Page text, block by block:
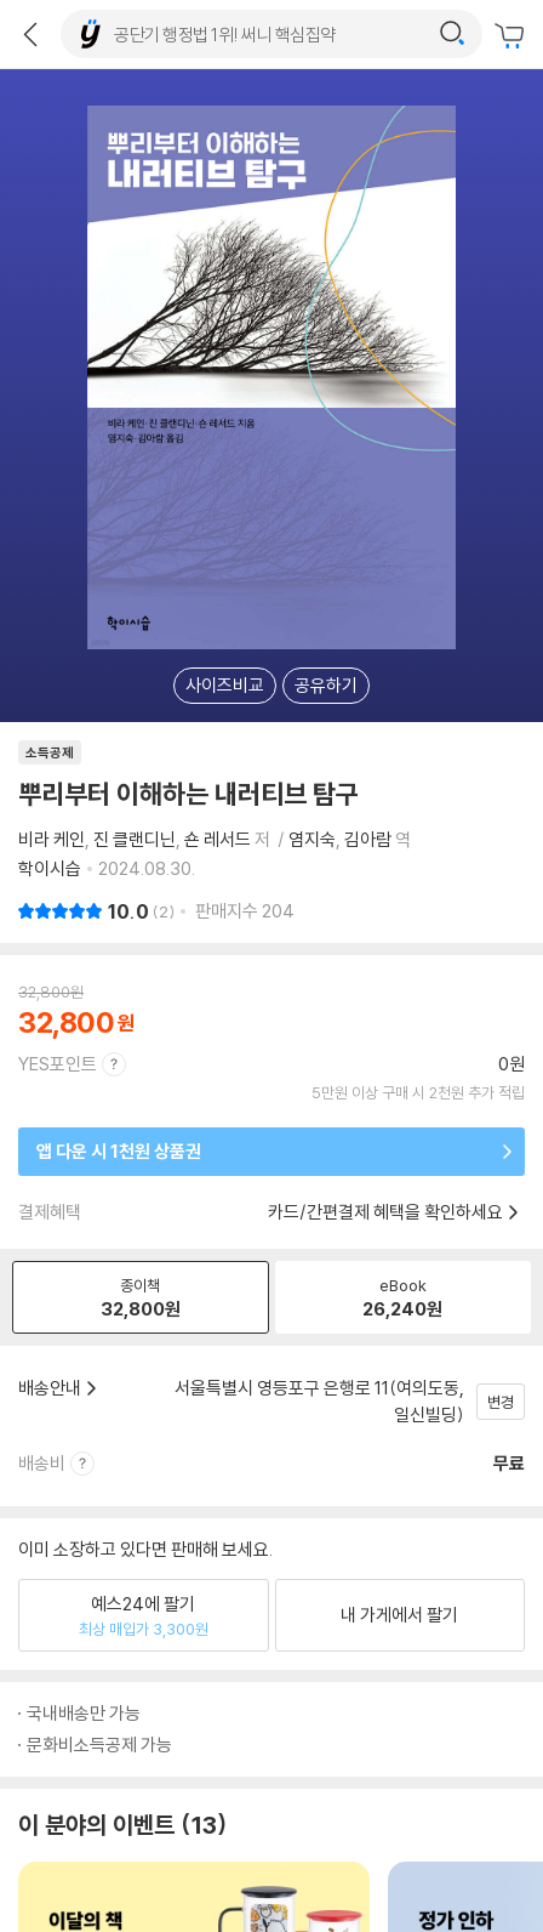
사이즈비교 공유하기
소득공제
뿌리부터 이해하는 내러티브 탐구
비라 케인 진 클랜디닌 숀 레서드 저 염지숙 김아람 역
학이시습
2024.08.30.
10.0 2 판매지수 204
32,800원
32,800
YES포인트 0원
5만원 이상 구매 시 2천원 추가 적립
앱 다운 시 1천원 상품권
결제혜택 카드/간편결제 혜택을 확인하세요
종이책
32,800원
eBook
26,240원
배송안내
서울특별시 영등포구 은행로 11(여의도동,
일신빌딩)
변경
배송비 무료
이미 소장하고 있다면 판매해 보세요.
예스24에 팔기
최상 매입가 3,300원
내 가게에서 팔기
국내배송만 가능
문화비소득공제 가능
이 분야의 이벤트 13